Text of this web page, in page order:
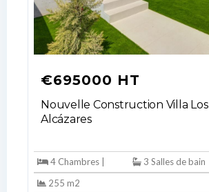
€695000 HT
Nouvelle Construction Villa Los
Alcázares
4 Chambres |
3 Salles de bain
255 m2